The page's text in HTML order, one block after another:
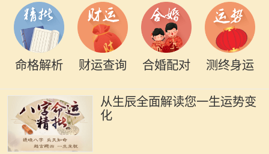
命格解析 财运查询 合婚配对 测终身运
从生辰全面解读您一生运势变
化